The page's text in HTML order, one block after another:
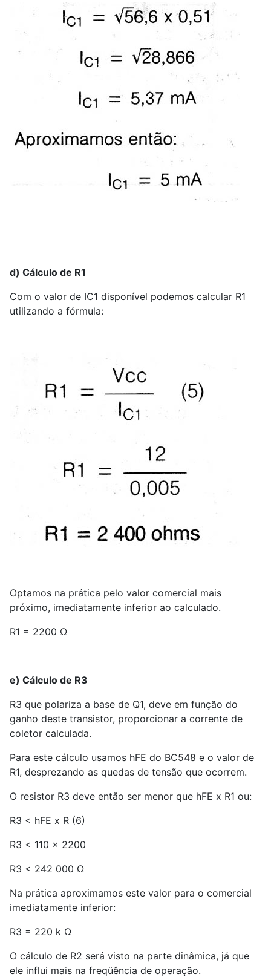
d) Cálculo de R1
Com o valor de IC1 disponível podemos calcular R1
utilizando a fórmula:
Optamos na prática pelo valor comercial mais
próximo, imediatamente inferior ao calculado.
R1 = 2200 Ω
e) Cálculo de R3
R3 que polariza a base de Q1, deve em função do
ganho deste transistor, proporcionar a corrente de
coletor calculada.
Para este cálculo usamos hFE do BC548 e o valor de
R1, desprezando as quedas de tensão que ocorrem.
O resistor R3 deve então ser menor que hFE x R1 ou:
R3 < hFE x R (6)
R3 < 110 x 2200
R3 < 242 000 Ω
Na prática aproximamos este valor para o comercial
imediatamente inferior:
R3 = 220 k Ω
O cálculo de R2 será visto na parte dinâmica, já que
ele influi mais na freqüência de operação.